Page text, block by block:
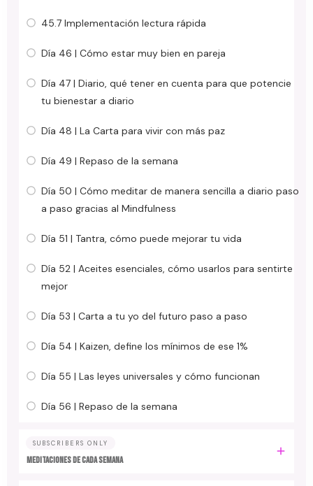
45.7 Implementación lectura rápida
Día 46 | Cómo estar muy bien en pareja
Día 47 | Diario, qué tener en cuenta para que potencie
tu bienestar a diario
Día 48 | La Carta para vivir con más paz
Día 49 | Repaso de la semana
Día 50 | Cómo meditar de manera sencilla a diario paso
a paso gracias al Mindfulness
Día 51 | Tantra, cómo puede mejorar tu vida
Día 52 | Aceites esenciales, cómo usarlos para sentirte
mejor
Día 53 | Carta a tu yo del futuro paso a paso
Día 54 | Kaizen, define los mínimos de ese 1%
Día 55 | Las leyes universales y cómo funcionan
Día 56 | Repaso de la semana
SUBSCRIBERS ONLY
MEDITACIONES DE CADA SEMANA